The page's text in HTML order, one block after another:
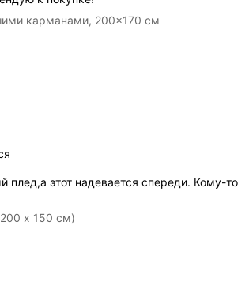
карманами, 200×170 см
плед,а этот надевается спереди. Кому-то
х 150 см)